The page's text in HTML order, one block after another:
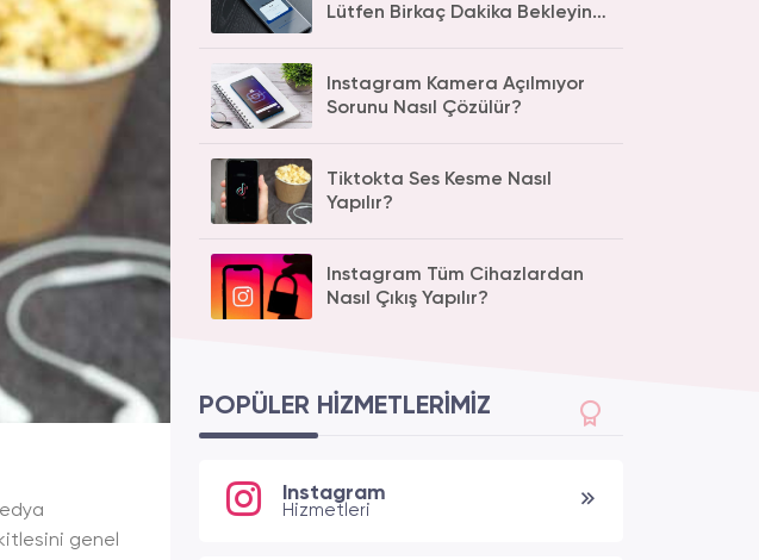
genel
Lütfen Birkaç Dakika Bekleyin
Instagram Kamera Açılmıyor
Sorunu Nasıl Çözülür?
Tiktokta Ses Kesme Nasıl
Yapılır?
Instagram Tüm Cihazlardan
Nasıl Çıkış Yapılır?
POPÜLER HIZMETLERIMIZ
Instagram
Hizmetleri